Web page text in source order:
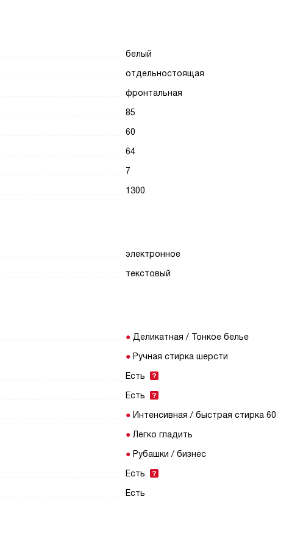
белый
отдельностоящая
фронтальная
85
60
64
7
1300
электронное
текстовый
Деликатная / Тонкое белье
Ручная стирка шерсти
Есть
Есть
Интенсивная / быстрая стирка 60
Легко гладить
Рубашки / бизнес
Есть
Есть